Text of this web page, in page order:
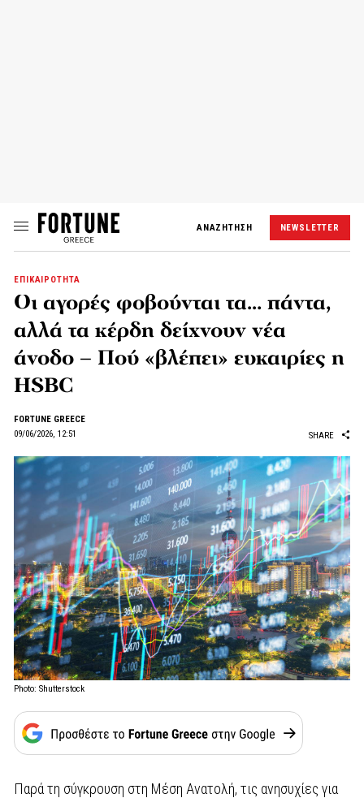
ΑΝΑΖΗΤΗΣΗ NEWSLETTER
ΕΠΙΚΑΙΡΟΤΗΤΑ
Οι αγορές φοβούνται τα… πάντα,
αλλά τα κέρδη δείχνουν νέα
άνοδο – Πού «βλέπει» ευκαιρίες η
HSBC
FORTUNE GREECE
09/06/2026, 12:51
SHARE
Photo: Shutterstock
Παρά τη σύγκρουση στη Μέση Ανατολή, τις ανησυχίες για